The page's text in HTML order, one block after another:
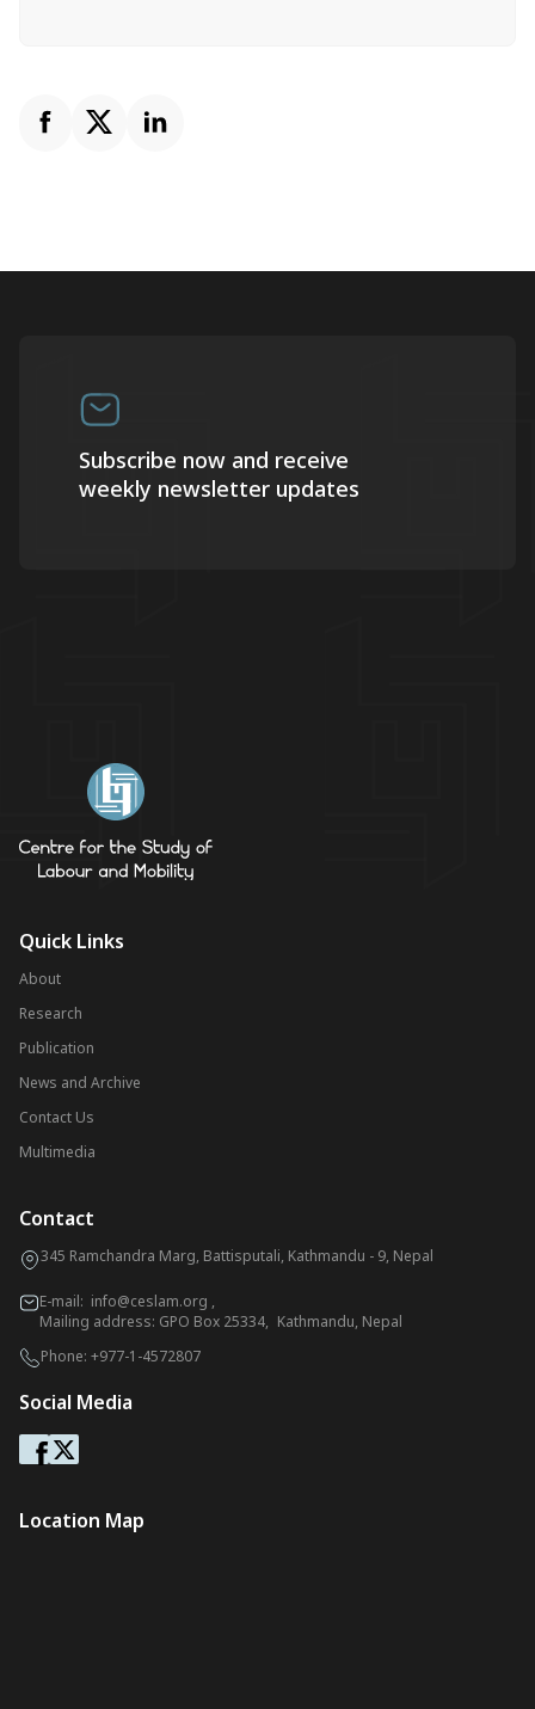
Subscribe now and receive
weekly newsletter updates
Quick Links
About
Research
Publication
News and Archive
Contact Us
Multimedia
Contact
345 Ramchandra Marg, Battisputali, Kathmandu - 9, Nepal
E-mail: info@ceslam.org ,
Mailing address: GPO Box 25334, Kathmandu, Nepal
Phone: +977-1-4572807
Social Media
Location Map